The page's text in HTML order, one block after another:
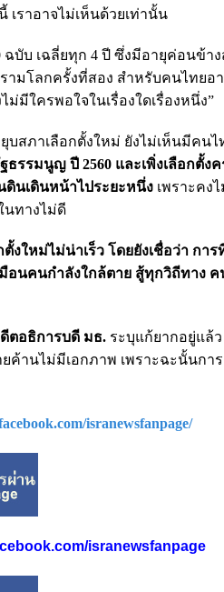
เราอาจไม่เห็นด้วยเท่านั้น
บับ เฉลี่ยทุก 4 ปี ซึ่งมีอายุค่อนข้า
ามโลกครั้งที่สอง สำหรับคนไทยอ
มีใครพอใจในเรื่องใดเรื่องหนึ่ง”
บสภาเลือกตั้งใหม่ ยังไม่เห็นมีคน
ฐธรรมนูญ ปี 2560 และเพิ่งเลือกตั้ง
ดินเดินหน้าไประยะหนึ่ง เพราะคง
นทางไม่ดี
ใหม่ไม่น่าเร็ว โดยยังเชื่อว่า การ
อนคนกำลังใกล้ตาย สู้ทุกวิถีทาง ค
ตอธิการบดี มธ. ระบุแก้ยากอยู่แล้
ยค้านไม่มีเอกภาพ เพราะฉะนั้นก
isranewsfanpage/
isranewsfanpage